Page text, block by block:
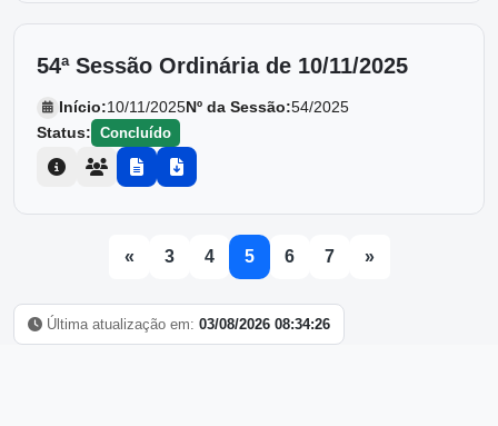
54ª Sessão Ordinária de 10/11/2025
Início:10/11/2025Nº da Sessão:54/2025
Status: Concluído
« 3 4 5 6 7 »
Última atualização em: 03/08/2026 08:34:26